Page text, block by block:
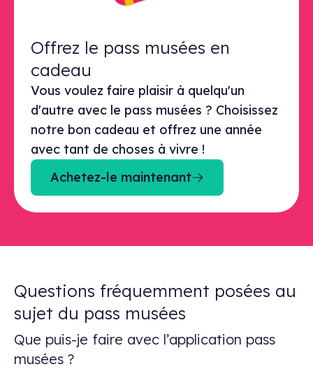
Offrez le pass musées en
cadeau
Vous voulez faire plaisir à quelqu'un
d'autre avec le pass musées ? Choisissez
notre bon cadeau et offrez une année
avec tant de choses à vivre !
Achetez-le maintenant
Questions fréquemment posées au
sujet du pass musées
Que puis-je faire avec l’application pass
musées ?